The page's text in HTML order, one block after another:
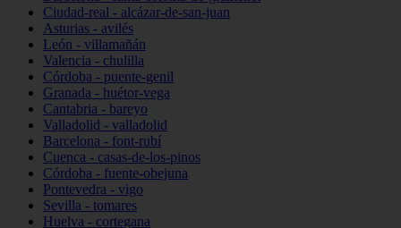
Ciudad-real - alcázar-de-san-juan
Asturias - avilés
León - villamañán
Valencia - chulilla
Córdoba - puente-genil
Granada - huétor-vega
Cantabria - bareyo
Valladolid - valladolid
Barcelona - font-rubí
Cuenca - casas-de-los-pinos
Córdoba - fuente-obejuna
Pontevedra - vigo
Sevilla - tomares
Huelva - cortegana